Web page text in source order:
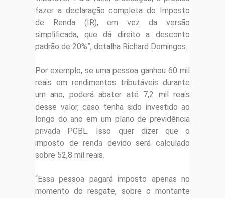
fazer a declaração completa do Imposto
de Renda (IR), em vez da versão
simplificada, que dá direito a desconto
padrão de 20%”, detalha Richard Domingos.
Por exemplo, se uma pessoa ganhou 60 mil
reais em rendimentos tributáveis durante
um ano, poderá abater até 7,2 mil reais
desse valor, caso tenha sido investido ao
longo do ano em um plano de previdência
privada PGBL. Isso quer dizer que o
imposto de renda devido será calculado
sobre 52,8 mil reais.
“Essa pessoa pagará imposto apenas no
momento do resgate, sobre o montante